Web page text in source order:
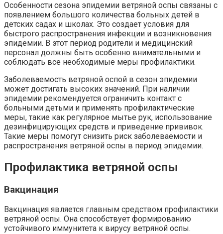
Особенности сезона эпидемии ветряной оспы связаны с
появлением большого количества больных детей в
детских садах и школах. Это создает условия для
быстрого распространения инфекции и возникновения
эпидемии. В этот период родители и медицинский
персонал должны быть особенно внимательными и
соблюдать все необходимые меры профилактики.
Заболеваемость ветряной оспой в сезон эпидемии
может достигать высоких значений. При наличии
эпидемии рекомендуется ограничить контакт с
больными детьми и применять профилактические
меры, такие как регулярное мытье рук, использование
дезинфицирующих средств и приведение прививок.
Такие меры помогут снизить риск заболеваемости и
распространения ветряной оспы в период эпидемии.
Профилактика ветряной оспы
Вакцинация
Вакцинация является главным средством профилактики
ветряной оспы. Она способствует формированию
устойчивого иммунитета к вирусу ветряной оспы.